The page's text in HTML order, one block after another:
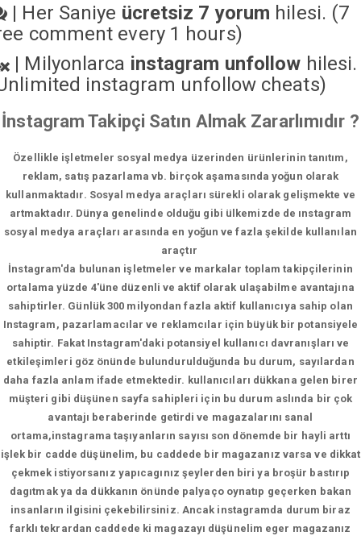
| Her Saniye ücretsiz 7 yorum hilesi. (7
comment every 1 hours)
| Milyonlarca instagram unfollow hilesi.
instagram unfollow cheats)
İnstagram Takipçi Satın Almak Zararlımıdır ?
Özellikle işletmeler sosyal medya üzerinden ürünlerinin tanıtım,
reklam, satış pazarlama vb. birçok aşamasında yoğun olarak
kullanmaktadır. Sosyal medya araçları sürekli olarak gelişmekte ve
artmaktadır. Dünya genelinde olduğu gibi ülkemizde de ınstagram
sosyal medya araçları arasında en yoğun ve fazla şekilde kullanılan
araçtır
İnstagram'da bulunan işletmeler ve markalar toplam takipçilerinin
ortalama yüzde 4'üne düzenli ve aktif olarak ulaşabilme avantajına
sahiptirler. Günlük 300 milyondan fazla aktif kullanıcıya sahip olan
Instagram, pazarlamacılar ve reklamcılar için büyük bir potansiyele
sahiptir. Fakat Instagram'daki potansiyel kullanıcı davranışları ve
etkileşimleri göz önünde bulundurulduğunda bu durum, sayılardan
daha fazla anlam ifade etmektedir. kullanıcıları dükkana gelen birer
müşteri gibi düşünen sayfa sahipleri için bu durum aslında bir çok
avantajı beraberinde getirdi ve magazalarını sanal
ortama,instagrama taşıyanların sayısı son dönemde bir hayli arttı
işlek bir cadde düşünelim, bu caddede bir magazanız varsa ve dikkat
çekmek istiyorsanız yapıcagınız şeylerden biri ya broşür bastırıp
dagıtmak ya da dükkanın önünde palyaço oynatıp geçerken bakan
insanların ilgisini çekebilirsiniz. Ancak instagramda durum biraz
farklı tekrardan caddede ki magazayı düşünelim eger magazanız